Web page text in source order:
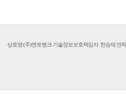
상호명:(주)멘토뱅크 기술정보보호책임자: 한승재 연